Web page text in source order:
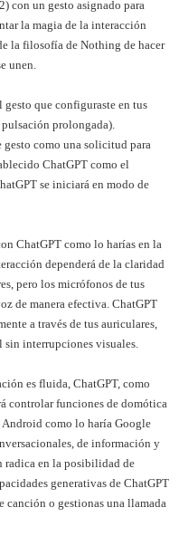
con un gesto asignado para
la magia de la interacción
la filosofía de Nothing de hacer
unen.
gesto que configuraste en tus
prolongada).
como una solicitud para
ChatGPT como el
se iniciará en modo de
ChatGPT como lo harías en la
dependerá de la claridad
pero los micrófonos de tus
de manera efectiva. ChatGPT
a través de tus auriculares,
interrupciones visuales.
es fluida, ChatGPT, como
controlar funciones de domótica
Android como lo haría Google
de información y
radica en la posibilidad de
generativas de ChatGPT
canción o gestionas una llamada